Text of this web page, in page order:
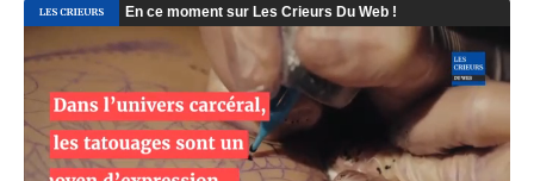
l
5
/
0
1
/